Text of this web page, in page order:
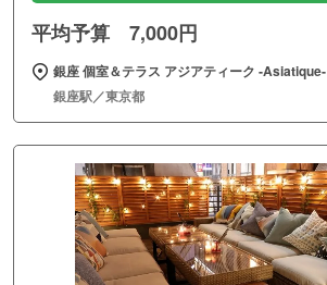
平均予算 7,000円
銀座 個室＆テラス アジアティーク ‐Asiatique‐
銀座駅／東京都